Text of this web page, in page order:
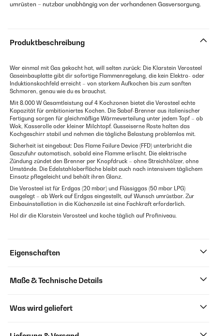
umrüsten – nutzbar unabhängig von der vorhandenen Gasversorgung.
Produktbeschreibung
Wer einmal mit Gas gekocht hat, will selten zurück: Die Klarstein Verosteel
Gaseinbauplatte gibt dir sofortige Flammenregelung, die kein Elektro- oder
Induktionskochfeld erreicht – von starkem Aufkochen bis zum sanften
Schmoren, genau wie du es brauchst.
Mit 8.000 W Gesamtleistung auf 4 Kochzonen bietet die Verosteel echte
Kapazität für ambitioniertes Kochen. Die Sabaf-Brenner aus italienischer
Fertigung sorgen für gleichmäßige Wärmeverteilung unter jedem Topf – ob
Wok, Kasserolle oder kleiner Milchtopf. Gusseiserne Roste halten das
Kochgeschirr stabil und nehmen die tägliche Belastung problemlos mit.
Sicherheit ist eingebaut: Das Flame Failure Device (FFD) unterbricht die
Gaszufuhr automatisch, sobald eine Flamme erlischt. Die elektrische
Zündung zündet den Brenner per Knopfdruck – ohne Streichhölzer, ohne
Umstände. Die Edelstahloberfläche bleibt auch nach intensivem täglichem
Einsatz pflegeleicht und behält ihren Glanz.
Die Verosteel ist für Erdgas (20 mbar) und Flüssiggas (50 mbar LPG)
ausgelegt – ab Werk auf Erdgas eingestellt, auf Wunsch umrüstbar. Zur
Einbauinstallation in die Küchenzeile ist eine Fachkraft erforderlich.
Hol dir die Klarstein Verosteel und koche täglich auf Profiniveau.
Eigenschaften
Maße & Technische Details
Was wird geliefert